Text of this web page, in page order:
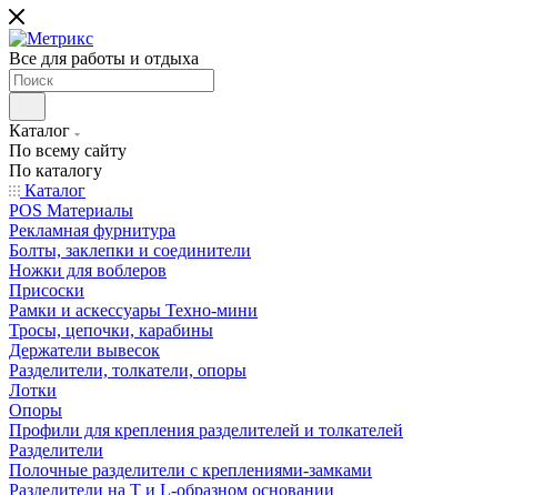
Все для работы и отдыха
Каталог
По всему сайту
По каталогу
Каталог
POS Материалы
Рекламная фурнитура
Болты, заклепки и соединители
Ножки для воблеров
Присоски
Рамки и аскессуары Техно-мини
Тросы, цепочки, карабины
Держатели вывесок
Разделители, толкатели, опоры
Лотки
Опоры
Профили для крепления разделителей и толкателей
Разделители
Полочные разделители с креплениями-замками
Разделители на Т и L-образном основании